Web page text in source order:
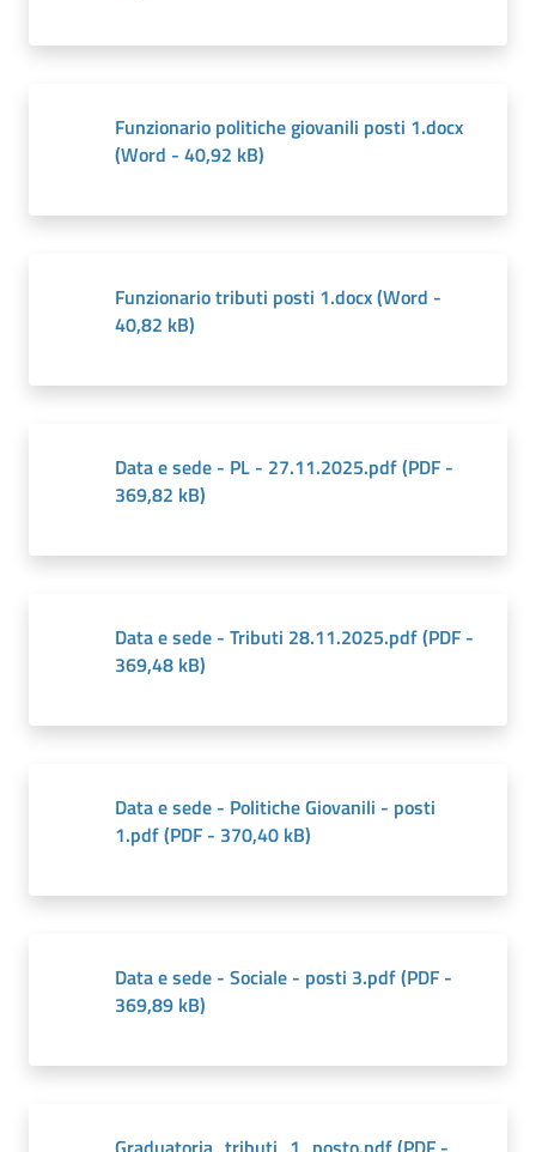
Funzionario politiche giovanili posti 1.docx
(Word - 40,92 kB)
Funzionario tributi posti 1.docx(Word -
40,82 kB)
Data e sede - PL - 27.11.2025.pdf(PDF -
369,82 kB)
Data e sede - Tributi 28.11.2025.pdf(PDF -
369,48 kB)
Data e sede - Politiche Giovanili - posti
1.pdf(PDF - 370,40 kB)
Data e sede - Sociale - posti 3.pdf(PDF -
369,89 kB)